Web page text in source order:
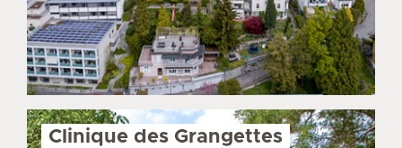
Clinique des Grangettes